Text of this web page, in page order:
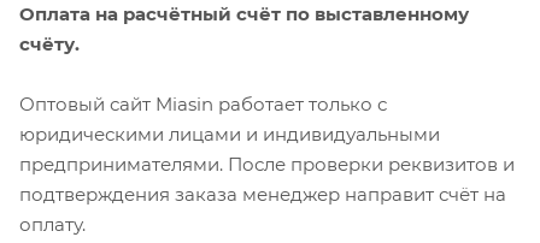
Оплата на расчётный счёт по выставленному
счёту.
Оптовый сайт Miasin работает только с
юридическими лицами и индивидуальными
предпринимателями. После проверки реквизитов и
подтверждения заказа менеджер направит счёт на
оплату.